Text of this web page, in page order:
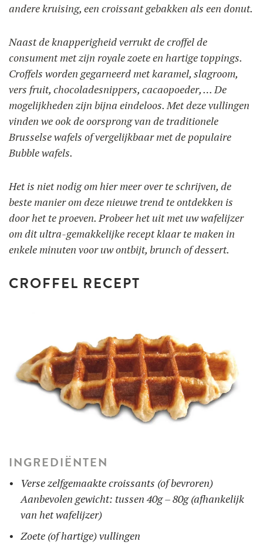
andere kruising, een croissant gebakken als een donut.
Naast de knapperigheid verrukt de croffel de
consument met zijn royale zoete en hartige toppings.
Croffels worden gegarneerd met karamel, slagroom,
vers fruit, chocoladesnippers, cacaopoeder, … De
mogelijkheden zijn bijna eindeloos. Met deze vullingen
vinden we ook de oorsprong van de traditionele
Brusselse wafels of vergelijkbaar met de populaire
Bubble wafels.
Het is niet nodig om hier meer over te schrijven, de
beste manier om deze nieuwe trend te ontdekken is
door het te proeven. Probeer het uit met uw wafelijzer
om dit ultra-gemakkelijke recept klaar te maken in
enkele minuten voor uw ontbijt, brunch of dessert.
CROFFEL RECEPT
INGREDIËNTEN
Verse zelfgemaakte croissants (of bevroren)
Aanbevolen gewicht: tussen 40g – 80g (afhankelijk
van het wafelijzer)
Zoete (of hartige) vullingen